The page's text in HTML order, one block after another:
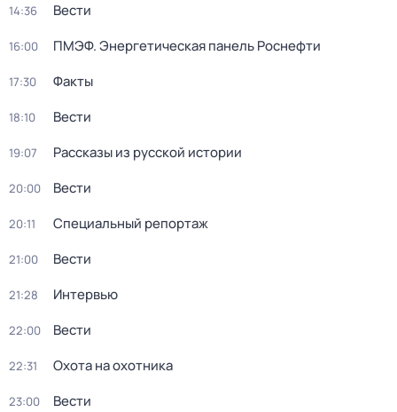
14:36 Вести
16:00 ПМЭФ. Энергетическая панель Роснефти
17:30 Факты
18:10 Вести
19:07 Рассказы из русской истории
20:00 Вести
20:11 Специальный репортаж
21:00 Вести
21:28 Интервью
22:00 Вести
22:31 Охота на охотника
23:00 Вести